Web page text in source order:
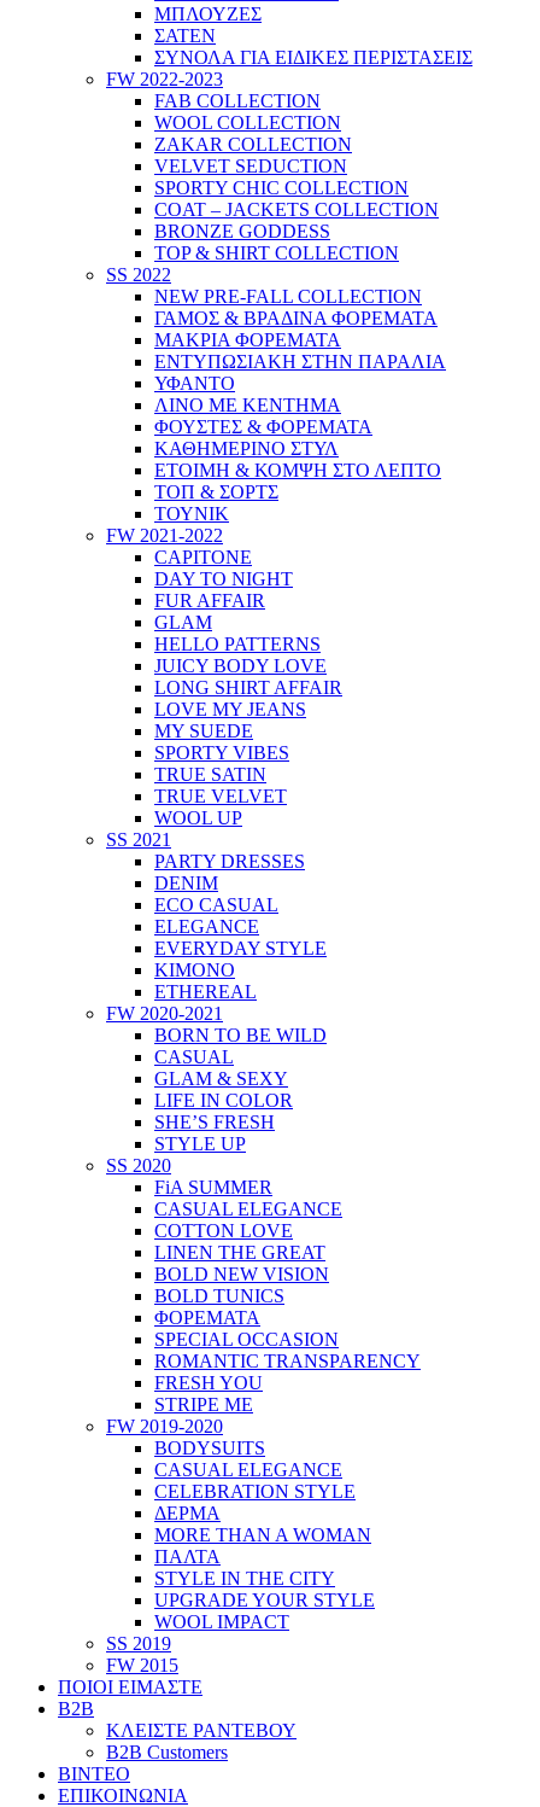
ΜΠΛΟΥΖΕΣ
ΣΑΤΕΝ
ΣΥΝΟΛΑ ΓΙΑ ΕΙΔΙΚΕΣ ΠΕΡΙΣΤΑΣΕΙΣ
FW 2022-2023
FAB COLLECTION
WOOL COLLECTION
ZAKAR COLLECTION
VELVET SEDUCTION
SPORTY CHIC COLLECTION
COAT – JACKETS COLLECTION
BRONZE GODDESS
TOP & SHIRT COLLECTION
SS 2022
NEW PRE-FALL COLLECTION
ΓΑΜΟΣ & ΒΡΑΔΙΝΑ ΦΟΡΕΜΑΤΑ
ΜΑΚΡΙΑ ΦΟΡΕΜΑΤΑ
ΕΝΤΥΠΩΣΙΑΚΗ ΣΤΗΝ ΠΑΡΑΛΙΑ
ΥΦΑΝΤΟ
ΛΙΝΟ ΜΕ ΚΕΝΤΗΜΑ
ΦΟΥΣΤΕΣ & ΦΟΡΕΜΑΤΑ
ΚΑΘΗΜΕΡΙΝΟ ΣΤΥΛ
ΕΤΟΙΜΗ & ΚΟΜΨΗ ΣΤΟ ΛΕΠΤΟ
ΤΟΠ & ΣΟΡΤΣ
ΤΟΥΝΙΚ
FW 2021-2022
CAPITONE
DAY TO NIGHT
FUR AFFAIR
GLAM
HELLO PATTERNS
JUICY BODY LOVE
LONG SHIRT AFFAIR
LOVE MY JEANS
MY SUEDE
SPORTY VIBES
TRUE SATIN
TRUE VELVET
WOOL UP
SS 2021
PARTY DRESSES
DENIM
ECO CASUAL
ELEGANCE
EVERYDAY STYLE
KIMONO
ETHEREAL
FW 2020-2021
BORN TO BE WILD
CASUAL
GLAM & SEXY
LIFE IN COLOR
SHE’S FRESH
STYLE UP
SS 2020
FiA SUMMER
CASUAL ELEGANCE
COTTON LOVE
LINEN THE GREAT
BOLD NEW VISION
BOLD TUNICS
ΦΟΡΕΜΑΤΑ
SPECIAL OCCASION
ROMANTIC TRANSPARENCY
FRESH YOU
STRIPE ME
FW 2019-2020
BODYSUITS
CASUAL ELEGANCE
CELEBRATION STYLE
ΔΕΡΜΑ
MORE THAN A WOMAN
ΠΑΛΤΑ
STYLE IN THE CITY
UPGRADE YOUR STYLE
WOOL IMPACT
SS 2019
FW 2015
ΠΟΙΟΙ ΕΙΜΑΣΤΕ
B2B
ΚΛΕΙΣΤΕ ΡΑΝΤΕΒΟΥ
B2B Customers
ΒΙΝΤΕΟ
ΕΠΙΚΟΙΝΩΝΙΑ